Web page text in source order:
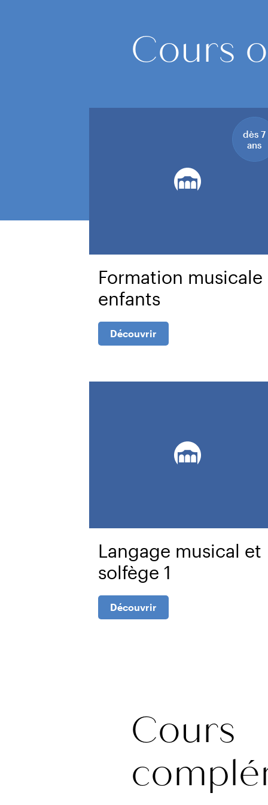
Cours
dès 7
ans
Formation musicale
enfants
Découvrir
Langage musical et
solfège 1
Découvrir
Cours